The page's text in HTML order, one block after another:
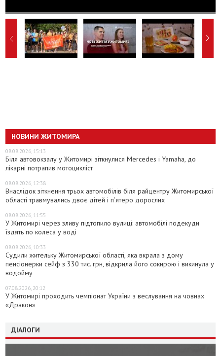
НОВИНИ ЖИТОМИРА
08.08.2026, 15:13
Біля автовокзалу у Житомирі зіткнулися Mercedes і Yamaha, до
лікарні потрапив мотоцикліст
08.08.2026, 12:38
Внаслідок зіткнення трьох автомобілів біля райцентру Житомирської
області травмувались двоє дітей і пʼятеро дорослих
08.08.2026, 11:55
У Житомирі через зливу підтопило вулиці: автомобілі подекуди
їздять по колеса у воді
08.08.2026, 10:33
Судили жительку Житомирської області, яка вкрала з дому
пенсіонерки сейф з 330 тис. грн, відкрила його сокирою і викинула у
водойму
07.08.2026, 20:12
У Житомирі проходить чемпіонат України з веслування на човнах
«Дракон»
ДІАЛОГИ